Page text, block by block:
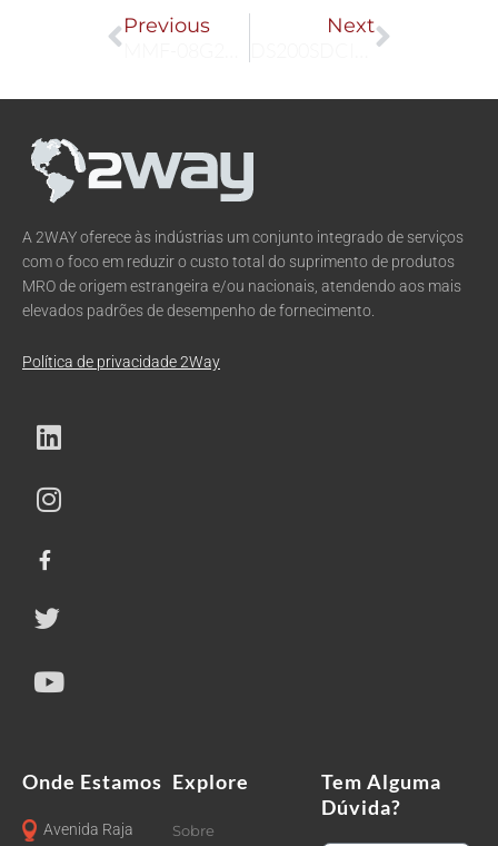
Prev
Previous
NextNext
A 2WAY oferece às indústrias um conjunto integrado de serviços
com o foco em reduzir o custo total do suprimento de produtos
MRO de origem estrangeira e/ou nacionais, atendendo aos mais
elevados padrões de desempenho de fornecimento.
Política de privacidade 2Way
Onde Estamos
Avenida Raja
Explore
Sobre
Tem Alguma
Dúvida?